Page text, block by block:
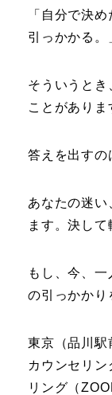
「自分で決
引っかかる。
そういうとき
ことがありま
答えを出すの
あなたの迷い
ます。決して
もし、今、
の引っかかり
東京（品川駅
カウンセリ
リング（